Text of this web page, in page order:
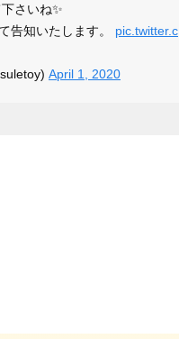
さいね✨
告知いたします。 pic.twitter.c
April 1, 2020